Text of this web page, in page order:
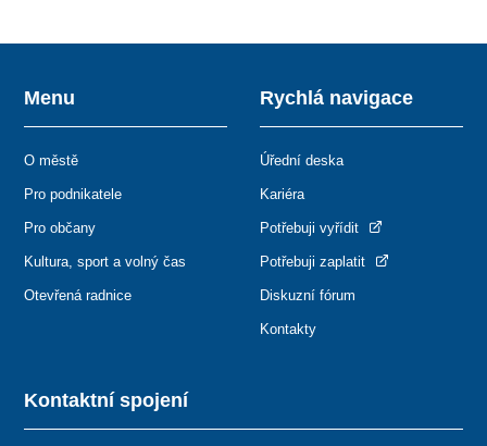
Kontaktní spojení
Menu
O městě
Pro podnikatele
Pro občany
Kultura, sport a volný čas
Otevřená radnice
Rychlá navigace
Úřední deska
Kariéra
Potřebuji vyřídit
Potřebuji zaplatit
Diskuzní fórum
Kontakty